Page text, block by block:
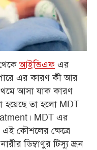
আইভিএফ এর
এর কারণ কী আর
আসা যাক কারণ
হয়েছে তা হলো MDT
MDT এর
এই কৌশলের ক্ষেত্রে
ডিম্বাণুর টিস্যু ভ্রূন